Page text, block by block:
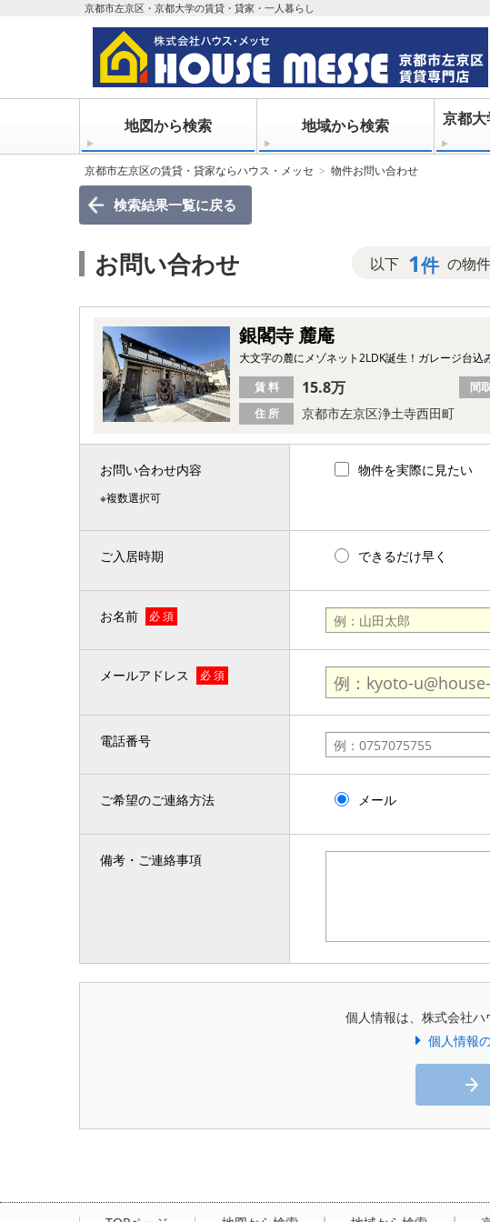
京都市左京区・京都大学の賃貸・貸家・一人暮らし
地図から検索 地域から検索 京都
京都市左京区の賃貸・貸家ならハウス・メッセ 物件お問い合わせ
検索結果一覧に戻る
お問い合わせ 以下 1件 の物
銀閣寺 麓庵
大文字の麓にメゾネット2LDK誕生！ガレージ台込
住 所 京都市左京区浄土寺西田町
賃 料 15.8万 間
お問い合わせ内容
※複数選択可
物件を実際に見たい
ご入居時期 できるだけ早く
お名前 必 須
メールアドレス 必 須
電話番号
ご希望のご連絡方法 メール
備考・ご連絡事項
個人情報は、株式会社ハ
個人情報